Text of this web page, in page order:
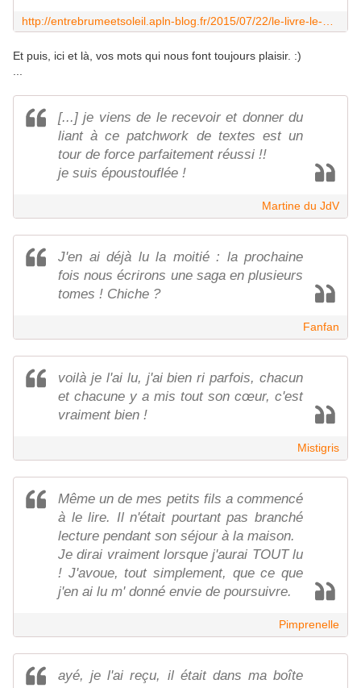
Et puis, ici et là, vos mots qui nous font toujours plaisir. :)
[...] je viens de le recevoir et donner du
liant à ce patchwork de textes est un
tour de force parfaitement réussi !!
je suis époustouflée !
Martine du JdV
J'en ai déjà lu la moitié : la prochaine
fois nous écrirons une saga en plusieurs
tomes ! Chiche ?
Fanfan
voilà je l'ai lu, j'ai bien ri parfois, chacun
et chacune y a mis tout son cœur, c'est
vraiment bien !
Mistigris
Même un de mes petits fils a commencé
à le lire. Il n'était pourtant pas branché
lecture pendant son séjour à la maison.
Je dirai vraiment lorsque j'aurai TOUT lu
! J'avoue, tout simplement, que ce que
j'en ai lu m' donné envie de poursuivre.
Pimprenelle
ayé, je l'ai reçu, il était dans ma boîte